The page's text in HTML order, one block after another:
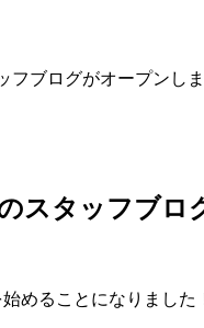
フブログがオープンしま
スタッフブロ
めることになりました